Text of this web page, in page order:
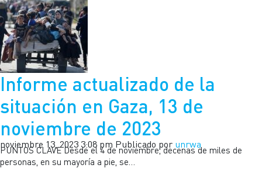
Informe actualizado de la
situación en Gaza, 13 de
noviembre de 2023
noviembre 13, 2023 3:08 pm Publicado por unrwa
PUNTOS CLAVE Desde el 4 de noviembre, decenas de miles de
personas, en su mayoría a pie, se…